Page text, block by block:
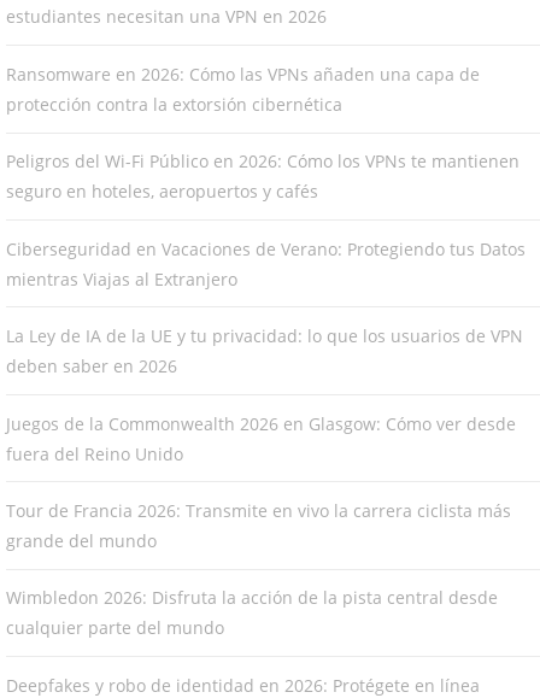
estudiantes necesitan una VPN en 2026
Ransomware en 2026: Cómo las VPNs añaden una capa de
protección contra la extorsión cibernética
Peligros del Wi-Fi Público en 2026: Cómo los VPNs te mantienen
seguro en hoteles, aeropuertos y cafés
Ciberseguridad en Vacaciones de Verano: Protegiendo tus Datos
mientras Viajas al Extranjero
La Ley de IA de la UE y tu privacidad: lo que los usuarios de VPN
deben saber en 2026
Juegos de la Commonwealth 2026 en Glasgow: Cómo ver desde
fuera del Reino Unido
Tour de Francia 2026: Transmite en vivo la carrera ciclista más
grande del mundo
Wimbledon 2026: Disfruta la acción de la pista central desde
cualquier parte del mundo
Deepfakes y robo de identidad en 2026: Protégete en línea